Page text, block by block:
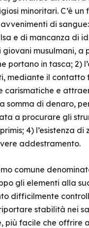
minoritari. C’è un
di sangue:
e di mancanza di
giovani musulmani, a
portano in tasca; 2)
mediante il contatto
carismatiche e
somma di denaro,
a procurare gli
4) l’esistenza di
addestramento.
comune
gli elementi alla
difficilmente
stabilità nei
più facile che offrire